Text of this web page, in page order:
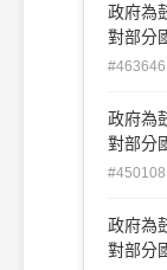
政府為
對部分
年 1 月
#463646
政府為
對部分
年 1 月
#450108
政府為
對部分